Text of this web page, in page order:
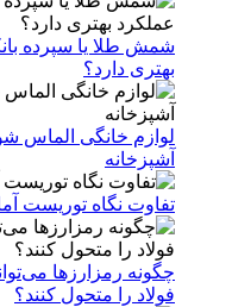
شمش طلا یا سپرده
بهتری دارد؟
لوازم خانگی الماس
آشپزخانه
تفاوت نگاه توریست
چگونه رمزارزها
فولاد را متحول کنند؟